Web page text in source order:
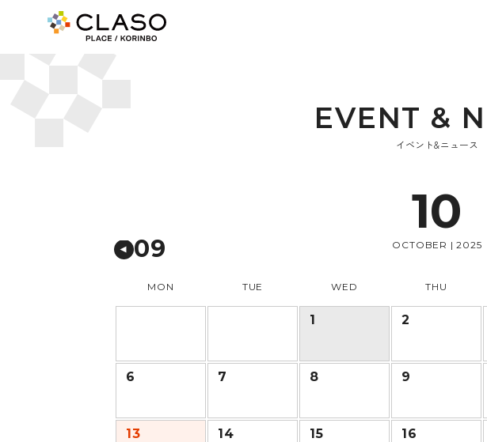
EVENT & N
イベント&ニュース
10
OCTOBER | 2025
09
MON TUE WED THU
1 2
6 7 8 9
13 14 15 16